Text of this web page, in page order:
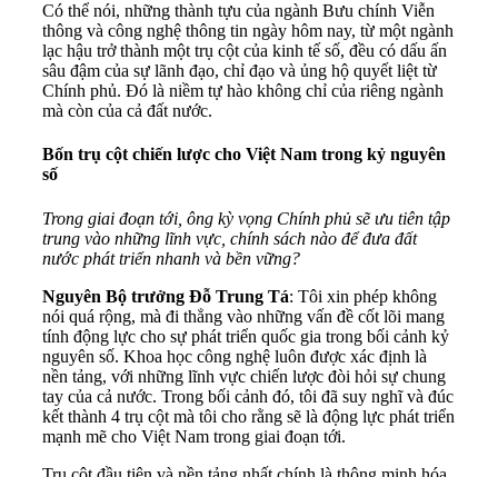
Có thể nói, những thành tựu của ngành Bưu chính Viễn
thông và công nghệ thông tin ngày hôm nay, từ một ngành
lạc hậu trở thành một trụ cột của kinh tế số, đều có dấu ấn
sâu đậm của sự lãnh đạo, chỉ đạo và ủng hộ quyết liệt từ
Chính phủ. Đó là niềm tự hào không chỉ của riêng ngành
mà còn của cả đất nước.
Bốn trụ cột chiến lược cho Việt Nam trong kỷ nguyên
số
Trong giai đoạn tới, ông kỳ vọng Chính phủ sẽ ưu tiên tập
trung vào những lĩnh vực, chính sách nào để đưa đất
nước phát triển nhanh và bền vững?
Nguyên Bộ trưởng Đỗ Trung Tá: Tôi xin phép không
nói quá rộng, mà đi thẳng vào những vấn đề cốt lõi mang
tính động lực cho sự phát triển quốc gia trong bối cảnh kỷ
nguyên số. Khoa học công nghệ luôn được xác định là
nền tảng, với những lĩnh vực chiến lược đòi hỏi sự chung
tay của cả nước. Trong bối cảnh đó, tôi đã suy nghĩ và đúc
kết thành 4 trụ cột mà tôi cho rằng sẽ là động lực phát triển
mạnh mẽ cho Việt Nam trong giai đoạn tới.